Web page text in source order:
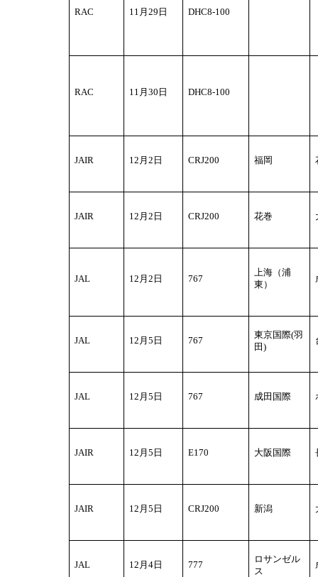
RAC 11 月29日 DHC8-100
RAC 11 月30日 DHC8-100
JAIR 12 月2日 CRJ200 福岡
JAIR 12 月2日 CRJ200 花巻
JAL 12 月2日 767
上海（浦
東）
JAL 12 月5日 767
東京国際(羽
田)
JAL 12 月5日 767 成田国際
JAIR 12 月5日 E170 大阪国際
JAIR 12 月5日 CRJ200 新潟
JAL 12 月4日 777
ロサンゼル
ス